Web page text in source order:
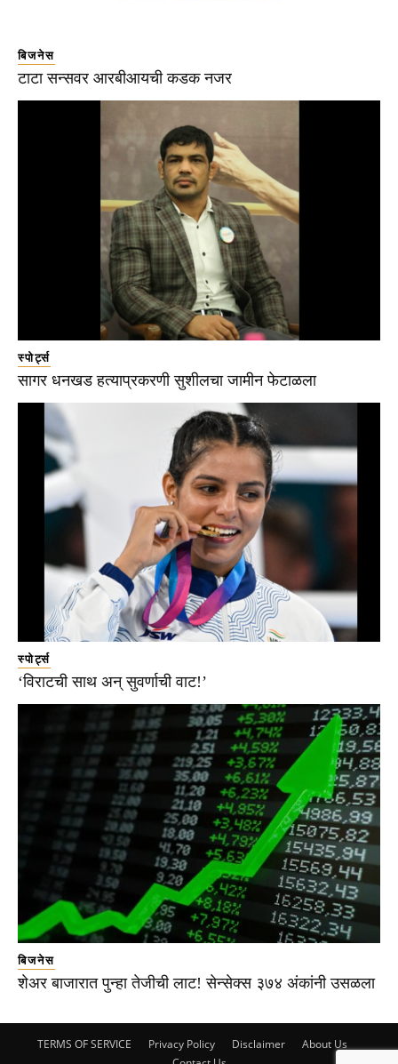
बिजनेस
टाटा सन्सवर आरबीआयची कडक नजर
स्पोर्ट्स
सागर धनखड हत्याप्रकरणी सुशीलचा जामीन फेटाळला
स्पोर्ट्स
‘विराटची साथ अन् सुवर्णाची वाट!’
बिजनेस
शेअर बाजारात पुन्हा तेजीची लाट! सेन्सेक्स ३७४ अंकांनी उसळला
TERMS OF SERVICE Privacy Policy Disclaimer
About Us